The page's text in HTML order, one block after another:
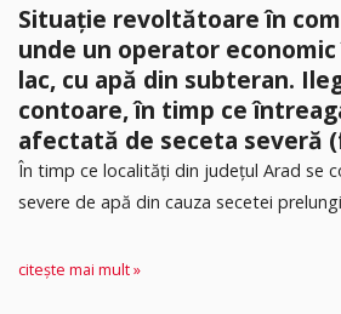
Situație revoltătoare în
unde un operator
lac, cu apă din subteran.
contoare, în timp ce
afectată de seceta severă
În timp ce localități din județul Arad se
severe de apă din cauza secetei
citește mai mult »